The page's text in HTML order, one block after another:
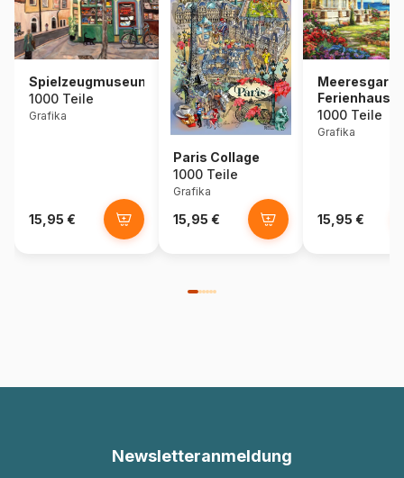
Spielzeugmuseum
1000 Teile
Grafika
15,95 €
Paris Collage
1000 Teile
Grafika
15,95 €
Ferienhaus
1000 Teile
Grafika
15,95 €
Newsletteranmeldung